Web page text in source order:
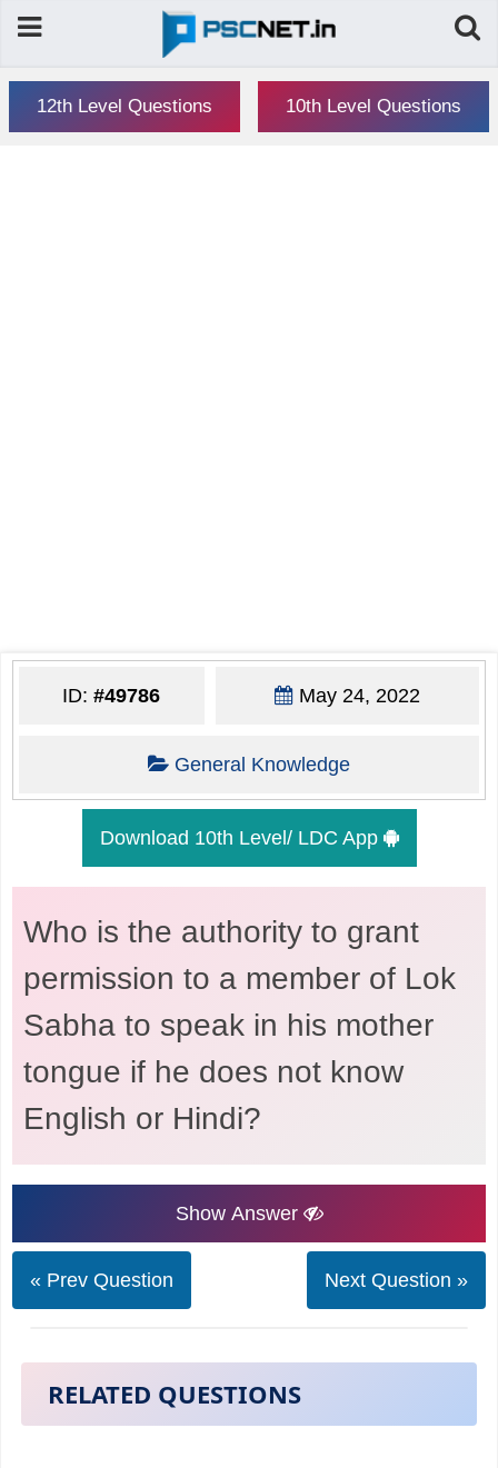
12th Level Questions 10th Level Questions
ID:#49786 May 24, 2022
General Knowledge
Download 10th Level/ LDC App
Who is the authority to grant
permission to a member of Lok
Sabha to speak in his mother
tongue if he does not know
English or Hindi?
Show Answer
« Prev Question Next Question »
RELATED QUESTIONS